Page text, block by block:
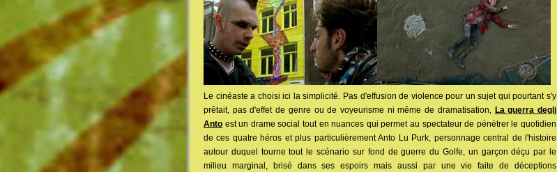
Le cinéaste a choisi ici la simplicité. Pas d'effusion de violence pour un sujet qui pourtant s'y
prêtait, pas d'effet de genre ou de voyeurisme ni même de dramatisation, La guerra degli
Anto est un drame social tout en nuances qui permet au spectateur de pénétrer le quotidien
de ces quatre héros et plus particulièrement Anto Lu Purk, personnage central de l'histoire
autour duquel tourne tout le scénario sur fond de guerre du Golfe, un garçon déçu par le
milieu marginal, brisé dans ses espoirs mais aussi par une vie faite de déceptions